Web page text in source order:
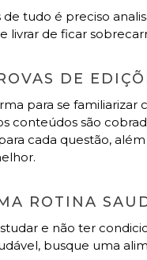
de tudo é preciso
livrar de ficar
DE
para se familiarizar
conteúdos são
cada questão,
ROTINA
e não ter
busque uma